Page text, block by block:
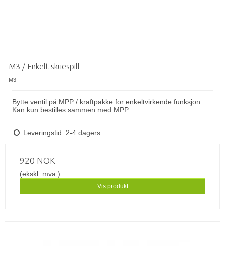
M3 / Enkelt skuespill
M3
Bytte ventil på MPP / ​​kraftpakke for enkeltvirkende funksjon.
Kan kun bestilles sammen med MPP.
Leveringstid: 2-4 dagers
920 NOK
(ekskl. mva.)
Vis produkt